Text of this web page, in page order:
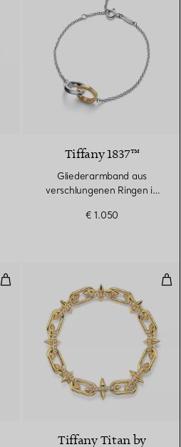
Tiffany 1837™
Gliederarmband aus
verschlungenen Ringen in
€ 1.050
Gliederarmband aus
Tiffany Titan by